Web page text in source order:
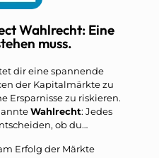
Wahlrecht: Eine
muss.
dir eine spannende
der Kapitalmärkte zu
Ersparnisse zu riskieren.
Wahlrecht: Jedes
ob du…
Erfolg der Märkte